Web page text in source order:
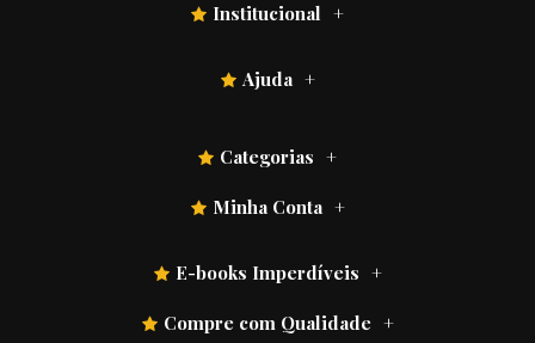
Institucional
Ajuda
Categorias
Minha Conta
E-books Imperdíveis
Compre com Qualidade